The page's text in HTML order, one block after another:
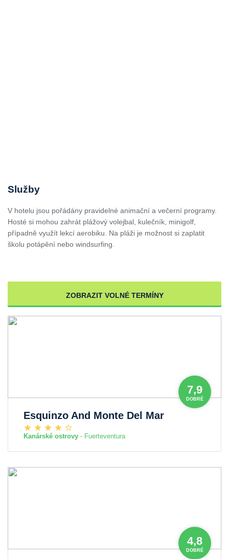
Služby
V hotelu jsou pořádány pravidelné animační a večerní programy.
Hosté si mohou zahrát plážový volejbal, kulečník, minigolf,
případně využít lekcí aerobiku. Na pláži je možnost si zaplatit
školu potápění nebo windsurfing.
ZOBRAZIT VOLNÉ TERMÍNY
7,9
DOBRÉ
Esquinzo And Monte Del Mar
Kanárské ostrovy - Fuerteventura
4,8
DOBRÉ